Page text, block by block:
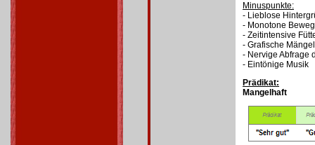
Minuspunkte:
- Lieblose
- Monotone
- Zeitintensive
- Grafische Mängel
- Nervige Abfrage
- Eintönige Musik
Prädikat:
Mangelhaft